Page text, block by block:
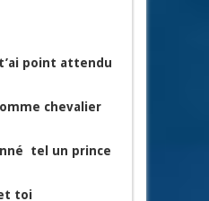
point attendu
chevalier
tel un prince
toi